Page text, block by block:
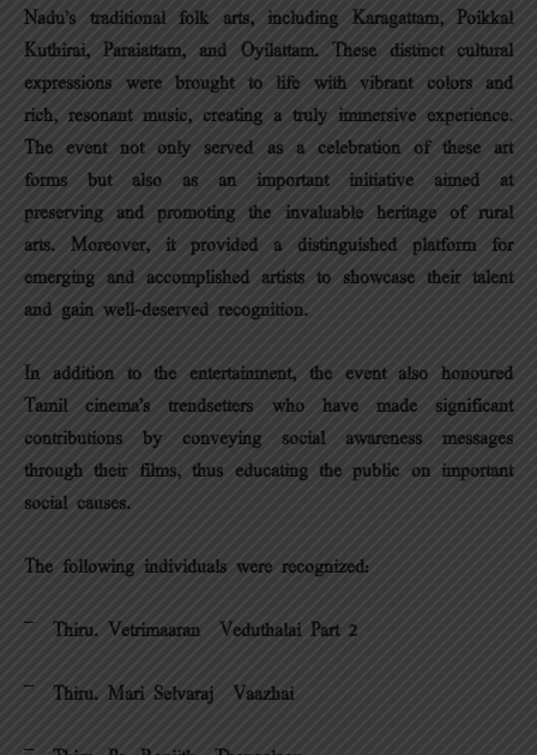
Nadu’s traditional folk arts, including Karagattam, Poikkal
Kuthirai, Paraiattam, and Oyilattam. These distinct cultural
expressions were brought to life with vibrant colors and
rich, resonant music, creating a truly immersive experience.
The event not only served as a celebration of these art
forms but also as an important initiative aimed at
preserving and promoting the invaluable heritage of rural
arts. Moreover, it provided a distinguished platform for
emerging and accomplished artists to showcase their talent
and gain well-deserved recognition.
In addition to the entertainment, the event also honoured
Tamil cinema’s trendsetters who have made significant
contributions by conveying social awareness messages
through their films, thus educating the public on important
social causes.
The following individuals were recognized:
¯ Thiru. Vetrimaaran – Veduthalai Part 2
¯ Thiru. Mari Selvaraj – Vaazhai